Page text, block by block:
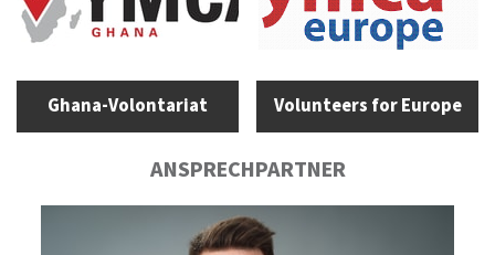
Ghana-Volontariat Volunteers for Europe
ANSPRECHPARTNER